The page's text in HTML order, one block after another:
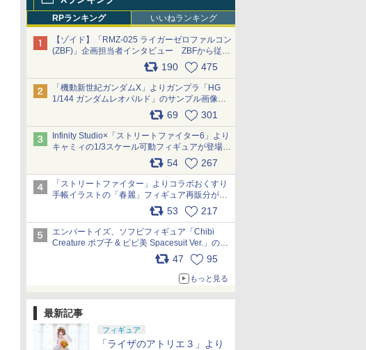
RPランキング いいねランキング
【ゾイド】「RMZ-025 ライガーゼロファルコン
(ZBF)」企画担当者インタビュー ZBFから従来
デザインまで再現可能なボリューム満点のキッ
ト pic.x.com/6zOqQAQKkX
190 475
「機動新世紀ガンダムX」よりガンプラ「HG
1/144 ガンダムレオパルド」のサンプル画像が
69 301
Infinity Studio×「ストリートファイター6」より
キャミィの1/3スケール可動フィギュアが登場
54 267
「ストリートファイター」よりコラボおくすり
手帳イラストの「春麗」フィギュア再販分が本
日出荷開始 pic.x.com/toUc1MHr41
53 217
エンバートイズ、ソフビフィギュア「Chibi
Creature ポプ子 & ピピ美 Spacesuit Ver.」の発
売中止を発表 pic.x.com/Ri45iFeYjn
47 95
もっと見る
最新記事
フィギュア
「ライザのアトリエ３」より